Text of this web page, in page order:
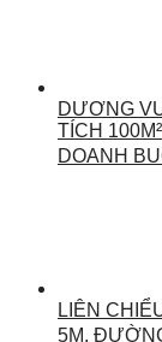
DƯƠNG
TÍCH
DOANH
LIÊN
5M,